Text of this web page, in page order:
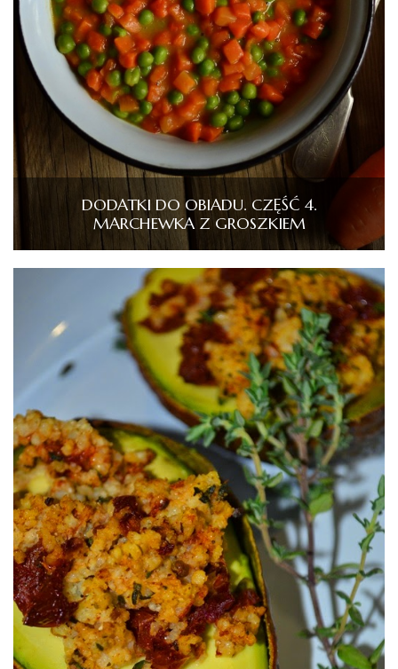
DODATKI DO OBIADU. CZĘŚĆ 4.
MARCHEWKA Z GROSZKIEM